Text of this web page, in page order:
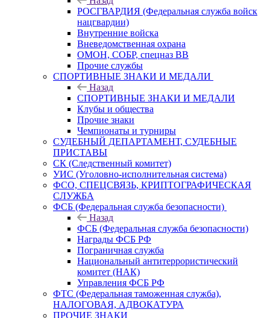
РОСГВАРДИЯ (Федеральная служба войск
нацгвардии)
Внутренние войска
Вневедомственная охрана
ОМОН, СОБР, спецназ ВВ
Прочие службы
СПОРТИВНЫЕ ЗНАКИ И МЕДАЛИ
Назад
СПОРТИВНЫЕ ЗНАКИ И МЕДАЛИ
Клубы и общества
Прочие знаки
Чемпионаты и турниры
СУДЕБНЫЙ ДЕПАРТАМЕНТ, СУДЕБНЫЕ
ПРИСТАВЫ
СК (Следственный комитет)
УИС (Уголовно-исполнительная система)
ФСО, СПЕЦСВЯЗЬ, КРИПТОГРАФИЧЕСКАЯ
СЛУЖБА
ФСБ (Федеральная служба безопасности)
Назад
ФСБ (Федеральная служба безопасности)
Награды ФСБ РФ
Пограничная служба
Национальный антитеррористический
комитет (НАК)
Управления ФСБ РФ
ФТС (Федеральная таможенная служба),
НАЛОГОВАЯ, АДВОКАТУРА
ПРОЧИЕ ЗНАКИ